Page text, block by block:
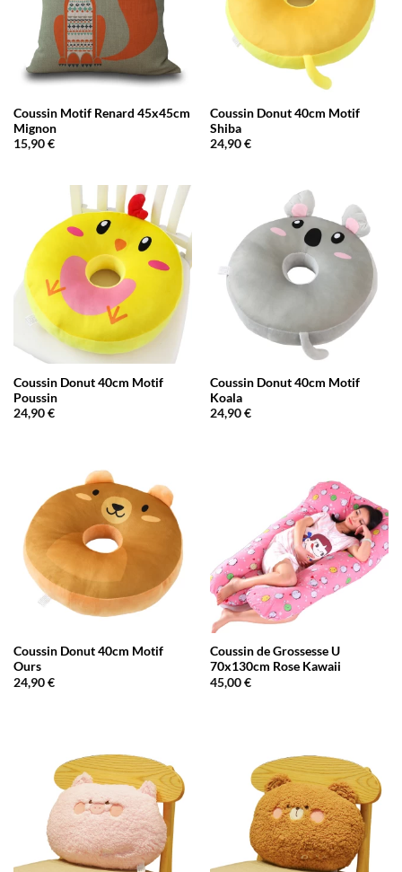
Coussin Motif Renard 45x45cm
Mignon
15,90€
Coussin Donut 40cm Motif
Shiba
24,90€
Coussin Donut 40cm Motif
Poussin
24,90€
Coussin Donut 40cm Motif
Koala
24,90€
Coussin Donut 40cm Motif
Ours
24,90€
Coussin de Grossesse U
70x130cm Rose Kawaii
45,00€